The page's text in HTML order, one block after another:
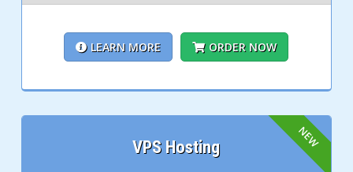
LEARN MORE ORDER NOW
VPS Hosting